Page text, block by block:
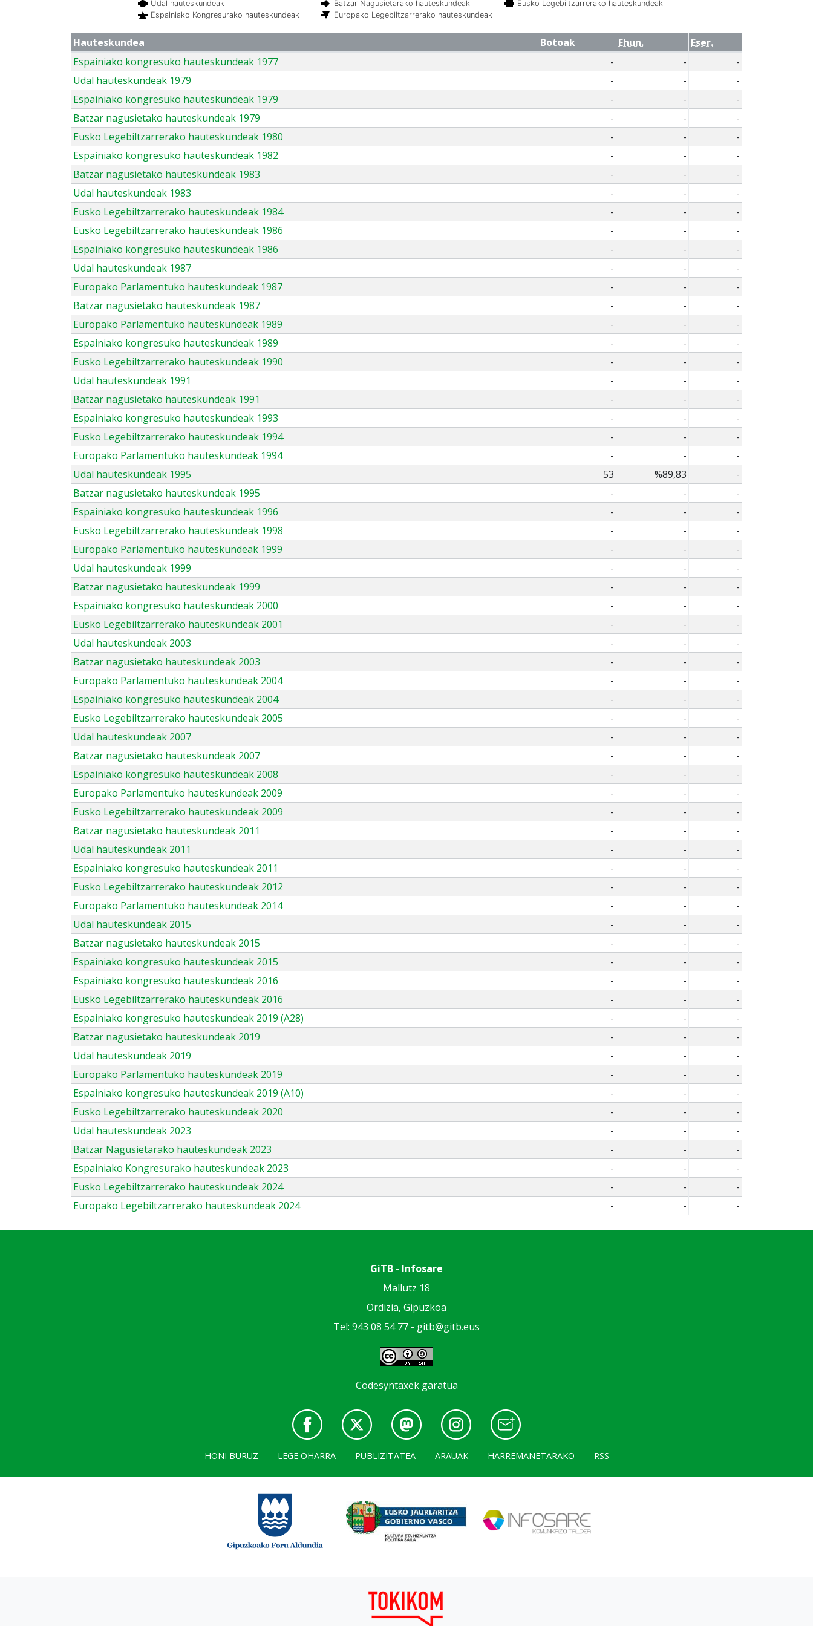
Udal hauteskundeak Batzar Nagusietarako hauteskundeak
Eusko Legebiltzarrerako hauteskundeak
Espainiako Kongresurako hauteskundeak
Europako Legebiltzarrerako hauteskundeak
Hauteskundea Botoak Ehun.
Eser.
Espainiako kongresuko hauteskundeak 1977
- -
-
Udal hauteskundeak 1979
- -
-
Espainiako kongresuko hauteskundeak 1979
- -
-
Batzar nagusietako hauteskundeak 1979
- -
-
Eusko Legebiltzarrerako hauteskundeak 1980
- -
-
Espainiako kongresuko hauteskundeak 1982
- -
-
Batzar nagusietako hauteskundeak 1983
- -
-
Udal hauteskundeak 1983
- -
-
Eusko Legebiltzarrerako hauteskundeak 1984
- -
-
Eusko Legebiltzarrerako hauteskundeak 1986
- -
-
Espainiako kongresuko hauteskundeak 1986
- -
-
Udal hauteskundeak 1987
- -
-
Europako Parlamentuko hauteskundeak 1987
- -
-
Batzar nagusietako hauteskundeak 1987
- -
-
Europako Parlamentuko hauteskundeak 1989
- -
-
Espainiako kongresuko hauteskundeak 1989
- -
-
Eusko Legebiltzarrerako hauteskundeak 1990
- -
-
Udal hauteskundeak 1991
- -
-
Batzar nagusietako hauteskundeak 1991
- -
-
Espainiako kongresuko hauteskundeak 1993
- -
-
Eusko Legebiltzarrerako hauteskundeak 1994
- -
-
Europako Parlamentuko hauteskundeak 1994
- -
-
Udal hauteskundeak 1995
53 %89,83
-
Batzar nagusietako hauteskundeak 1995
- -
-
Espainiako kongresuko hauteskundeak 1996
- -
-
Eusko Legebiltzarrerako hauteskundeak 1998
- -
-
Europako Parlamentuko hauteskundeak 1999
- -
-
Udal hauteskundeak 1999
- -
-
Batzar nagusietako hauteskundeak 1999
- -
-
Espainiako kongresuko hauteskundeak 2000
- -
-
Eusko Legebiltzarrerako hauteskundeak 2001
- -
-
Udal hauteskundeak 2003
- -
-
Batzar nagusietako hauteskundeak 2003
- -
-
Europako Parlamentuko hauteskundeak 2004
- -
-
Espainiako kongresuko hauteskundeak 2004
- -
-
Eusko Legebiltzarrerako hauteskundeak 2005
- -
-
Udal hauteskundeak 2007
- -
-
Batzar nagusietako hauteskundeak 2007
- -
-
Espainiako kongresuko hauteskundeak 2008
- -
-
Europako Parlamentuko hauteskundeak 2009
- -
-
Eusko Legebiltzarrerako hauteskundeak 2009
- -
-
Batzar nagusietako hauteskundeak 2011
- -
-
Udal hauteskundeak 2011
- -
-
Espainiako kongresuko hauteskundeak 2011
- -
-
Eusko Legebiltzarrerako hauteskundeak 2012
- -
-
Europako Parlamentuko hauteskundeak 2014
- -
-
Udal hauteskundeak 2015
- -
-
Batzar nagusietako hauteskundeak 2015
- -
-
Espainiako kongresuko hauteskundeak 2015
- -
-
Espainiako kongresuko hauteskundeak 2016
- -
-
Eusko Legebiltzarrerako hauteskundeak 2016
- -
-
Espainiako kongresuko hauteskundeak 2019 (A28)
- -
-
Batzar nagusietako hauteskundeak 2019
- -
-
Udal hauteskundeak 2019
- -
-
Europako Parlamentuko hauteskundeak 2019
- -
-
Espainiako kongresuko hauteskundeak 2019 (A10)
- -
-
Eusko Legebiltzarrerako hauteskundeak 2020
- -
-
Udal hauteskundeak 2023
- -
-
Batzar Nagusietarako hauteskundeak 2023
- -
-
Espainiako Kongresurako hauteskundeak 2023
- -
-
Eusko Legebiltzarrerako hauteskundeak 2024
- -
-
Europako Legebiltzarrerako hauteskundeak 2024
- - -
GiTB - Infosare
Mallutz 18
Ordizia, Gipuzkoa
Tel: 943 08 54 77 - gitb@gitb.eus
Codesyntaxek garatua
HONI BURUZ LEGE OHARRA PUBLIZITATEA ARAUAK HARREMANETARAKO RSS